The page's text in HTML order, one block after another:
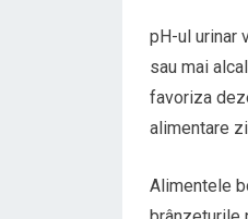
pH-ul urinar
sau mai
favoriza
alimentare
Alimentele